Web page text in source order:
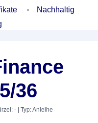
Nachhaltig
36
- | Typ: Anleihe